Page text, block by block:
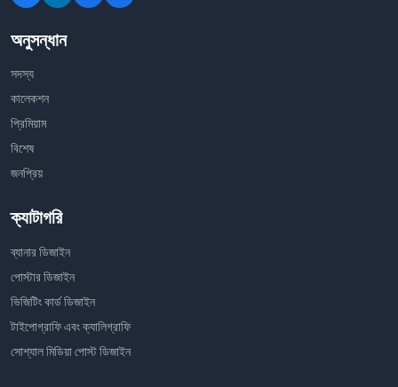
অনুসন্ধান
সদস্য
কালেকশন
প্রিমিয়াম
বিশেষ
জনপ্রিয়
ক্যাটাগরি
ব্যানার ডিজাইন
পোস্টার ডিজাইন
ভিজিটিং কার্ড ডিজাইন
টাইপোগ্রাফি এবং ক্যালিগ্রাফি
সোশ্যাল মিডিয়া পোস্ট ডিজাইন